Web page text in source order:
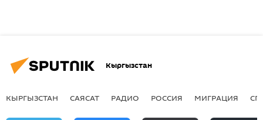
Кыргызстан
КЫРГЫЗСТАН САЯСАТ РАДИО РОССИЯ МИГРАЦИЯ